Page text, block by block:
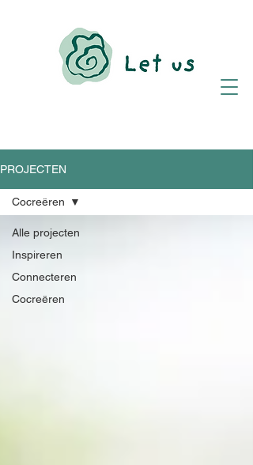
PROJECTEN
Alle projecten
Inspireren
Connecteren
Cocreëren
Cocreëren